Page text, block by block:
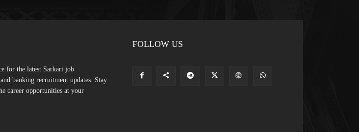
for the latest Sarkari job
banking recruitment updates. Stay
career opportunities at your
FOLLOW US